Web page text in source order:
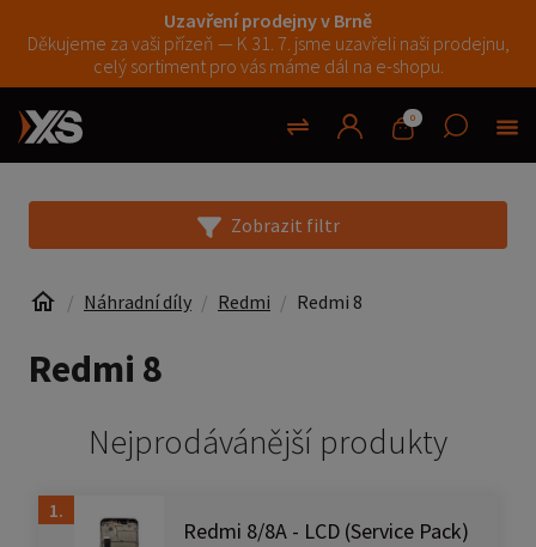
Uzavření prodejny v Brně
Děkujeme za vaši přízeň — K 31. 7. jsme uzavřeli naši prodejnu,
celý sortiment pro vás máme dál na e-shopu.
0
Zobrazit filtr
Náhradní díly Redmi Redmi 8
Redmi 8
Nejprodávánější produkty
1.
Redmi 8/8A - LCD (Service Pack)